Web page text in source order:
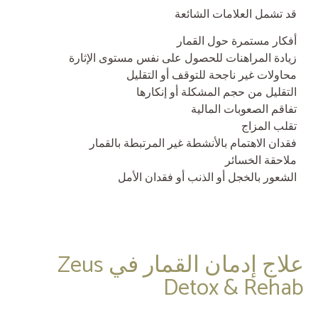
قد تشمل العلامات الشائعة
أفكار مستمرة حول القمار
زيادة المراهنات للحصول على نفس مستوى الإثارة
محاولات غير ناجحة للتوقف أو التقليل
التقليل من حجم المشكلة أو إنكارها
تفاقم الصعوبات المالية
تقلب المزاج
فقدان الاهتمام بالأنشطة غير المرتبطة بالقمار
ملاحقة الخسائر
الشعور بالخجل أو الذنب أو فقدان الأمل
علاج إدمان القمار في Zeus
Detox & Rehab